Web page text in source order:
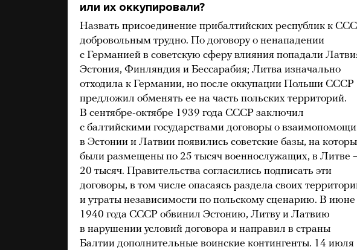
или их оккупировали?
Назвать присоединение прибалтийских республик к
добровольным трудно. По договору о ненападении
с Германией в советскую сферу влияния попадали
Эстония, Финляндия и Бессарабия; Литва изначально
отходила к Германии, но после оккупации Польши СССР
предложил обменять ее на часть польских территорий.
В сентябре-октябре 1939 года СССР заключил
с балтийскими государствами договоры о
в Эстонии и Латвии появились советские базы, на
были размещены по 25 тысяч военнослужащих, в Литве
20 тысяч. Правительства согласились подписать эти
договоры, в том числе опасаясь раздела своих
и утраты независимости по польскому сценарию. В июне
1940 года СССР обвинил Эстонию, Литву и Латвию
в нарушении условий договора и направил в страны
Балтии дополнительные воинские контингенты. 14 июля